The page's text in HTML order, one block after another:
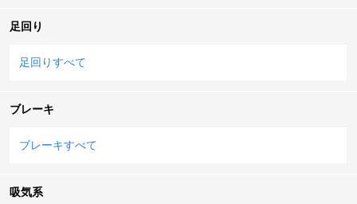
足回り
足回りすべて
ブレーキ
ブレーキすべて
吸気系